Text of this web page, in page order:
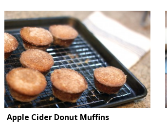
Apple Cider Donut Muffins